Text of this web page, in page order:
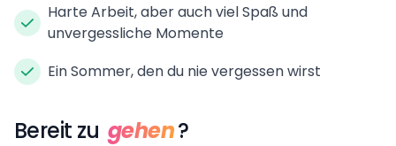
Harte Arbeit, aber auch viel Spaß und
unvergessliche Momente
Ein Sommer, den du nie vergessen wirst
Bereit zu gehen?